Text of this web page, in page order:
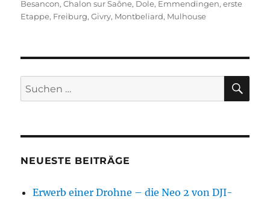
Besancon,Chalon sur Saône, Dole, Emmendingen,erste
Etappe, Freiburg,Givry, Montbeliard, Mulhouse
Suchen
nach:
NEUESTE BEITRÄGE
Erwerb einer Drohne – die Neo 2 von DJI-